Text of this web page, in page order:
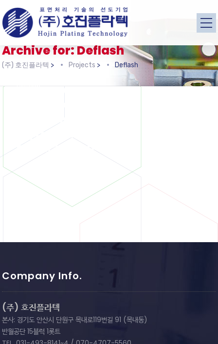
Archive for: Deflash
(주) 호진플라텍 > Projects > Deflash
SupraSolve CD-900
Deflash
Company Info.
(주) 호진플라텍
본사: 경기도 안산시 단원구 목내로119번길 91 (목내동)
반월공단 15블럭 1롯트